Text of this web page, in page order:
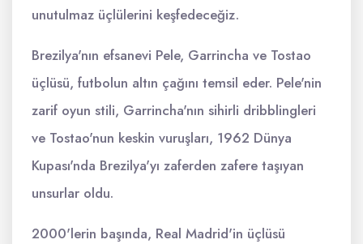
unutulmaz üçlülerini keşfedeceğiz.
Brezilya'nın efsanevi Pele, Garrincha ve Tostao
üçlüsü, futbolun altın çağını temsil eder. Pele'nin
zarif oyun stili, Garrincha'nın sihirli dribblingleri
ve Tostao'nun keskin vuruşları, 1962 Dünya
Kupası'nda Brezilya'yı zaferden zafere taşıyan
unsurlar oldu.
2000'lerin başında, Real Madrid'in üçlüsü